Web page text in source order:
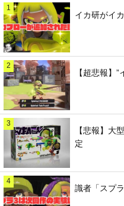
1
イカ研がイ
2
【超悲報】
3
【悲報】大
定
4
識者「スプ